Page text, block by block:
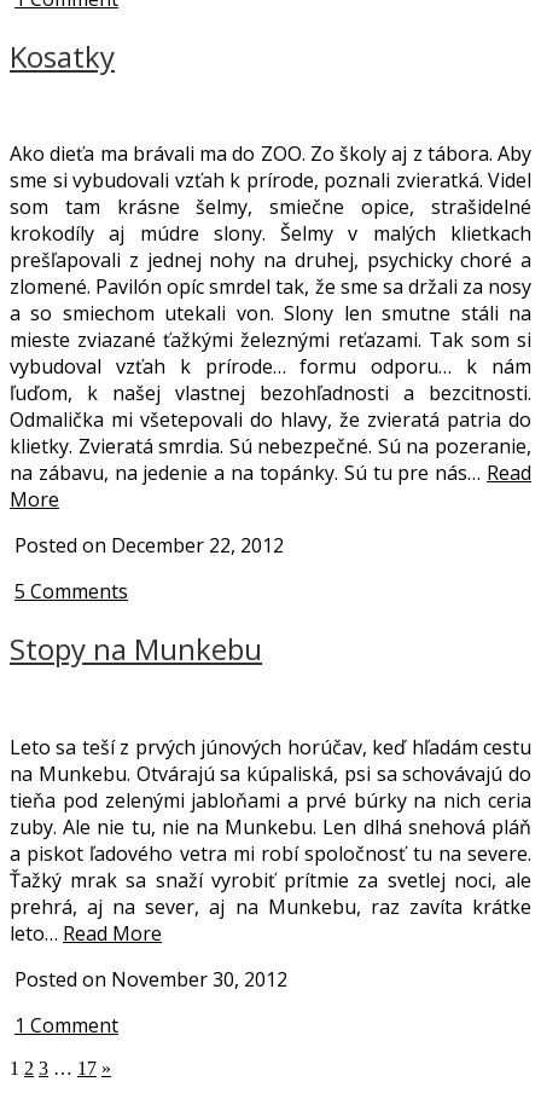
Kosatky
Ako dieťa ma brávali ma do ZOO. Zo školy aj z tábora. Aby
sme si vybudovali vzťah k prírode, poznali zvieratká. Videl
som tam krásne šelmy, smiečne opice, strašidelné
krokodíly aj múdre slony. Šelmy v malých klietkach
prešľapovali z jednej nohy na druhej, psychicky choré a
zlomené. Pavilón opíc smrdel tak, že sme sa držali za nosy
a so smiechom utekali von. Slony len smutne stáli na
mieste zviazané ťažkými železnými reťazami. Tak som si
vybudoval vzťah k prírode… formu odporu… k nám
ľuďom, k našej vlastnej bezohľadnosti a bezcitnosti.
Odmalička mi všetepovali do hlavy, že zvieratá patria do
klietky. Zvieratá smrdia. Sú nebezpečné. Sú na pozeranie,
na zábavu, na jedenie a na topánky. Sú tu pre nás… Read
More
Posted on December 22, 2012
5 Comments
Stopy na Munkebu
Leto sa teší z prvých júnových horúčav, keď hľadám cestu
na Munkebu. Otvárajú sa kúpaliská, psi sa schovávajú do
tieňa pod zelenými jabloňami a prvé búrky na nich ceria
zuby. Ale nie tu, nie na Munkebu. Len dlhá snehová pláň
a piskot ľadového vetra mi robí spoločnosť tu na severe.
Ťažký mrak sa snaží vyrobiť prítmie za svetlej noci, ale
prehrá, aj na sever, aj na Munkebu, raz zavíta krátke
leto… Read More
Posted on November 30, 2012
1 Comment
1 2 3 … 17 »